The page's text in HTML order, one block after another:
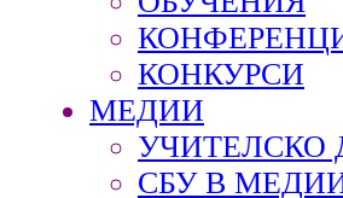
КОНКУРСИ
МЕДИИ
УЧИТЕЛСКО
СБУ В